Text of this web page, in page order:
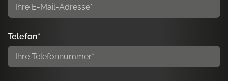
Telefon*